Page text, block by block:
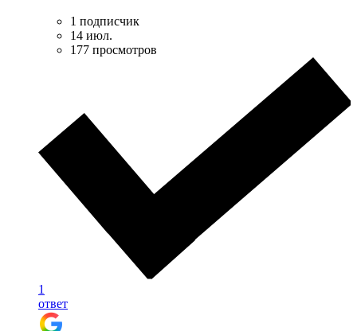
1 подписчик
14 июл.
177 просмотров
1
ответ